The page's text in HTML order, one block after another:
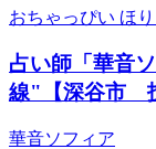
おちゃっぴい ほ
占い師「華音
線"【深谷市
華音ソフィア